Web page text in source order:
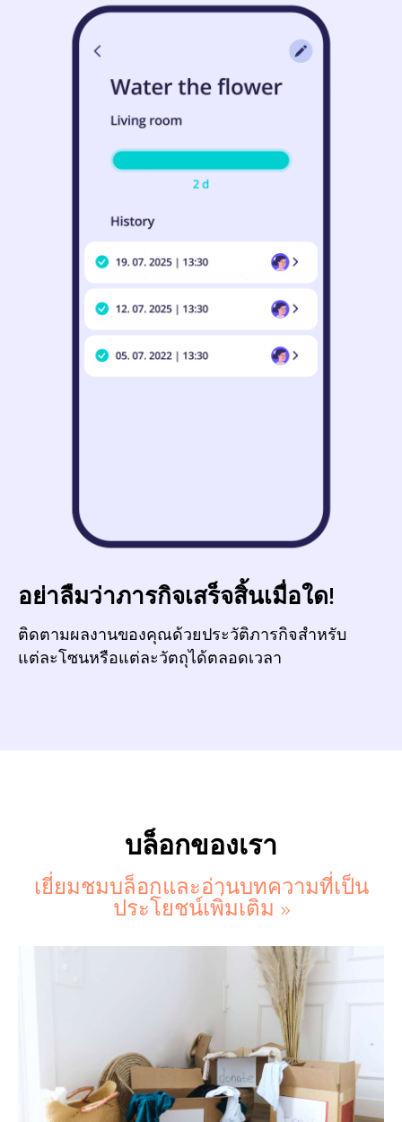
อย่าลืมว่าภารกิจเสร็จสิ้นเมื่อใด!
ติดตามผลงานของคุณด้วยประวัติภารกิจสำหรับ
แต่ละโซนหรือแต่ละวัตถุได้ตลอดเวลา
บล็อกของเรา
เยี่ยมชมบล็อกและอ่านบทความที่เป็น
ประโยชน์เพิ่มเติม >>